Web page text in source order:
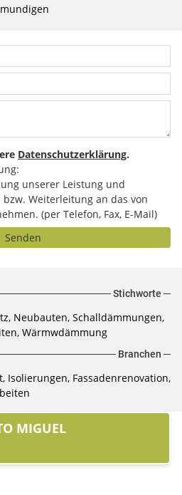
Datenschutzerklärung.
unserer Leistung und
Weiterleitung an das von
(per Telefon, Fax, E-Mail)
Senden
Stichworte
Neubauten, Schalldämmungen,
Wärmwdämmung
Branchen
Isolierungen, Fassadenrenovation,
MIGUEL